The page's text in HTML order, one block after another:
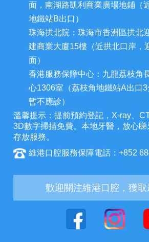
面，南湖路凱利商業廣場地鋪（
地鐵站B出口）
珠海拱北院：珠海市香洲區拱北
建商業大廈15樓（近拱北口岸，
面）
香港服務保障中心：九龍荔枝角
心1306室（荔枝角地鐵站A出口
暫不應診）
溫馨提示：提前預約登記，X-ray、
3D數字掃描免費。本地牙醫，放心
存放服務。
維港口腔服務保障電話：+852
歡迎關注維港口腔，獲